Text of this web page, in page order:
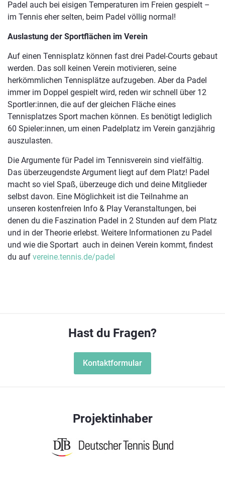
Padel auch bei eisigen Temperaturen im Freien gespielt –
im Tennis eher selten, beim Padel völlig normal!
Auslastung der Sportflächen im Verein
Auf einen Tennisplatz können fast drei Padel-Courts gebaut
werden. Das soll keinen Verein motivieren, seine
herkömmlichen Tennisplätze aufzugeben. Aber da Padel
immer im Doppel gespielt wird, reden wir schnell über 12
Sportler:innen, die auf der gleichen Fläche eines
Tennisplatzes Sport machen können. Es benötigt lediglich
60 Spieler:innen, um einen Padelplatz im Verein ganzjährig
auszulasten.
Die Argumente für Padel im Tennisverein sind vielfältig.
Das überzeugendste Argument liegt auf dem Platz! Padel
macht so viel Spaß, überzeuge dich und deine Mitglieder
selbst davon. Eine Möglichkeit ist die Teilnahme an
unseren kostenfreien Info & Play Veranstaltungen, bei
denen du die Faszination Padel in 2 Stunden auf dem Platz
und in der Theorie erlebst. Weitere Informationen zu Padel
und wie die Sportart auch in deinen Verein kommt, findest
du auf vereine.tennis.de/padel
Hast du Fragen?
Kontaktformular
Projektinhaber